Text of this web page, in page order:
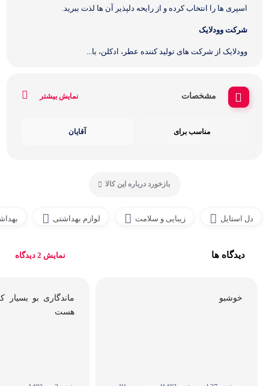
اسپری ها را انتخاب کرده و از رایحه دلپذیر آن ها لذت ببرید.
شرکت وودلایک
وودلایک از شرکت های تولید کننده عطر، ادکلن، با...
مشخصات نمایش بیشتر
مناسب برای آقایان
بازخورد درباره این کالا
دل استایل زیبایی و سلامت لوازم بهداشتی
دیدگاه ها نمایش 2 دیدگاه
خوشبو
ماندگاری بو
هست